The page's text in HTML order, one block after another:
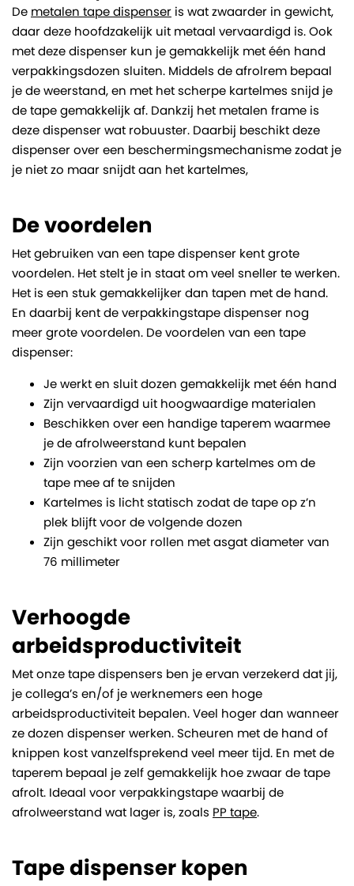
De metalen tape dispenser is wat zwaarder in gewicht,
daar deze hoofdzakelijk uit metaal vervaardigd is. Ook
met deze dispenser kun je gemakkelijk met één hand
verpakkingsdozen sluiten. Middels de afrolrem bepaal
je de weerstand, en met het scherpe kartelmes snijd je
de tape gemakkelijk af. Dankzij het metalen frame is
deze dispenser wat robuuster. Daarbij beschikt deze
dispenser over een beschermingsmechanisme zodat je
je niet zo maar snijdt aan het kartelmes,
De voordelen
Het gebruiken van een tape dispenser kent grote
voordelen. Het stelt je in staat om veel sneller te werken.
Het is een stuk gemakkelijker dan tapen met de hand.
En daarbij kent de verpakkingstape dispenser nog
meer grote voordelen. De voordelen van een tape
dispenser:
Je werkt en sluit dozen gemakkelijk met één hand
Zijn vervaardigd uit hoogwaardige materialen
Beschikken over een handige taperem waarmee
je de afrolweerstand kunt bepalen
Zijn voorzien van een scherp kartelmes om de
tape mee af te snijden
Kartelmes is licht statisch zodat de tape op z’n
plek blijft voor de volgende dozen
Zijn geschikt voor rollen met asgat diameter van
76 millimeter
Verhoogde
arbeidsproductiviteit
Met onze tape dispensers ben je ervan verzekerd dat jij,
je collega’s en/of je werknemers een hoge
arbeidsproductiviteit bepalen. Veel hoger dan wanneer
ze dozen dispenser werken. Scheuren met de hand of
knippen kost vanzelfsprekend veel meer tijd. En met de
taperem bepaal je zelf gemakkelijk hoe zwaar de tape
afrolt. Ideaal voor verpakkingstape waarbij de
afrolweerstand wat lager is, zoals PP tape.
Tape dispenser kopen